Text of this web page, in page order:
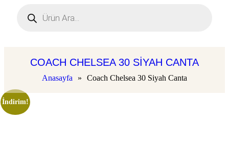
COACH CHELSEA 30 SIYAH CANTA
Anasayfa » Coach Chelsea 30 Siyah Canta
İndirim!